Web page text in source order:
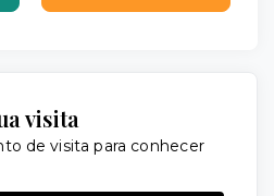
visita
de visita para conhecer